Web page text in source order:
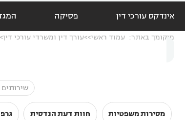
אינדקס עורכי דין פסיקה
מיקומך באתר: עמוד ראשי עורך דין ומשרדי עורכי דין
מסירות משפטיות חוות דעת הנדסית